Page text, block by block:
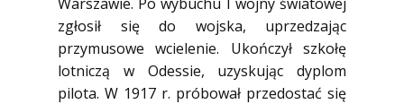
zgłosił się do wojska, uprzedzając
przymusowe wcielenie. Ukończył szkołę
lotniczą w Odessie, uzyskując dyplom
pilota. W 1917 r. próbował przedostać się